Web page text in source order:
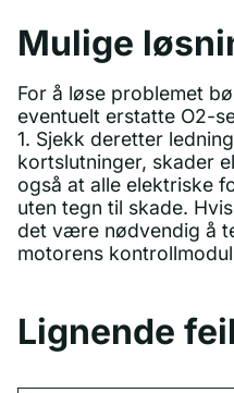
Mulige
For å løse problemet
eventuelt erstatte O2-
1. Sjekk deretter
kortslutninger, skader
også at alle elektriske
uten tegn til skade.
det være nødvendig å
motorens
Lignende